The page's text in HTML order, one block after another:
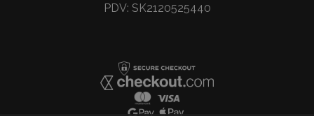
PDV: SK2120525440